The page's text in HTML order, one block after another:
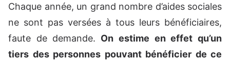
Chaque année, un grand nombre d’aides sociales
ne sont pas versées à tous leurs bénéficiaires,
faute de demande. On estime en effet qu’un
tiers des personnes pouvant bénéficier de ce